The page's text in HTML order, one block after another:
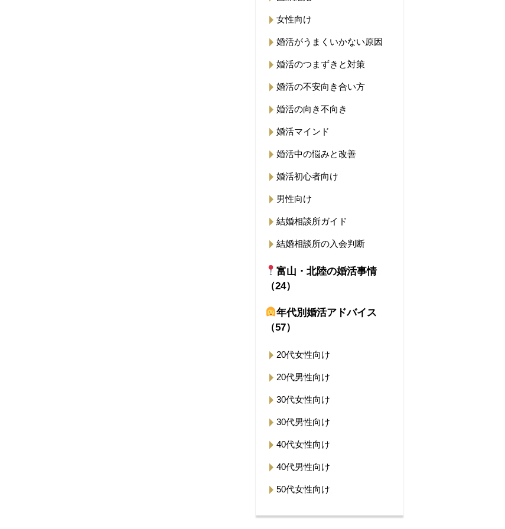
女性向け
婚活がうまくいかない原因
婚活のつまずきと対策
婚活の不安向き合い方
婚活の向き不向き
婚活マインド
婚活中の悩みと改善
婚活初心者向け
男性向け
結婚相談所ガイド
結婚相談所の入会判断
富山・北陸の婚活事情
（24）
年代別婚活アドバイス
（57）
20代女性向け
20代男性向け
30代女性向け
30代男性向け
40代女性向け
40代男性向け
50代女性向け